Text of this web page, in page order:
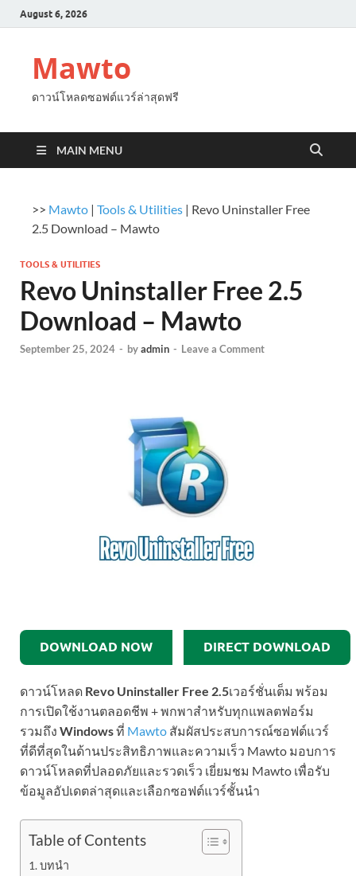
August 6, 2026
Mawto
ดาวน์โหลดซอฟต์แวร์ล่าสุดฟรี
MAIN MENU
>> Mawto | Tools & Utilities | Revo Uninstaller Free
2.5 Download – Mawto
TOOLS & UTILITIES
Revo Uninstaller Free 2.5
Download – Mawto
September 25, 2024 - byadmin - Leave a Comment
DOWNLOAD NOW DIRECT DOWNLOAD
ดาวน์โหลด Revo Uninstaller Free 2.5เวอร์ชั่นเต็ม พร้อม
การเปิดใช้งานตลอดชีพ + พกพาสำหรับทุกแพลตฟอร์ม
รวมถึง Windowsที่ Mawto สัมผัสประสบการณ์ซอฟต์แวร์
ที่ดีที่สุดในด้านประสิทธิภาพและความเร็ว Mawto มอบการ
ดาวน์โหลดที่ปลอดภัยและรวดเร็ว เยี่ยมชม Mawto เพื่อรับ
ข้อมูลอัปเดตล่าสุดและเลือกซอฟต์แวร์ชั้นนำ
Table of Contents
บทนำ